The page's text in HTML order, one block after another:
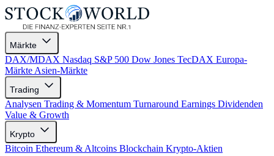
Märkte
DAX/MDAX Nasdaq S&P 500 Dow Jones TecDAX Europa-
Märkte Asien-Märkte
Trading
Analysen Trading & Momentum Turnaround Earnings Dividenden
Value & Growth
Krypto
Bitcoin Ethereum & Altcoins Blockchain Krypto-Aktien